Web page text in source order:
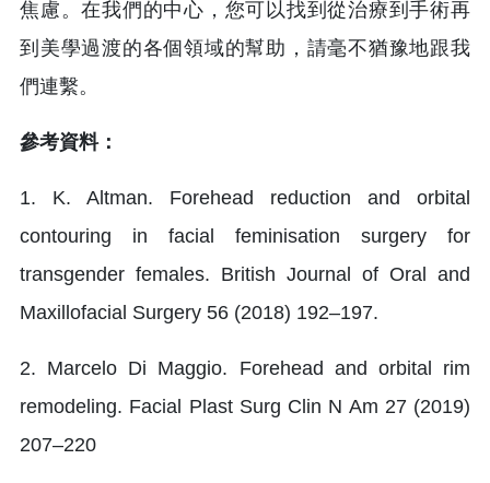
焦慮。在我們的中心，您可以找到從治療到手術再
到美學過渡的各個領域的幫助，請毫不猶豫地跟我
們連繫。
參考資料：
1. K. Altman. Forehead reduction and orbital
contouring in facial feminisation surgery for
transgender females. British Journal of Oral and
Maxillofacial Surgery 56 (2018) 192–197.
2. Marcelo Di Maggio. Forehead and orbital rim
remodeling. Facial Plast Surg Clin N Am 27 (2019)
207–220